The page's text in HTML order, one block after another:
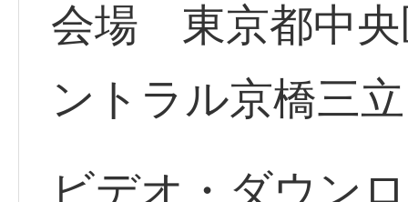
会場 東京都中
ントラル京橋三
ビデオ・ダウン